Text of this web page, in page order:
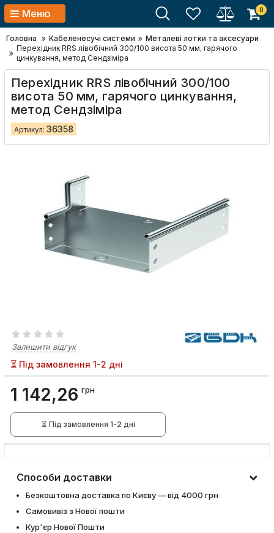
Меню 0
Головна Кабеленесучі системи
Металеві лотки та аксесуари
Перехідник RRS лівобічний 300/100 висота 50 мм, гарячого
цинкування, метод Сендзіміра
Перехідник RRS лівобічний 300/100
висота 50 мм, гарячого цинкування,
метод Сендзіміра
Артикул: 36358
Залишити відгук
⏳ Під замовлення 1-2 дні
1 142,26 грн
⏳ Під замовлення 1-2 дні
Способи доставки
Безкоштовна доставка по Києву — від 4000 грн
Самовивіз з Нової пошти
Кур'єр Нової Пошти